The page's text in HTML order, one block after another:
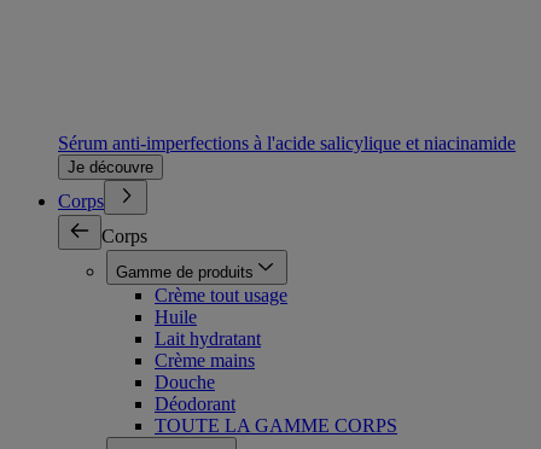
Sérum anti-imperfections à l'acide salicylique et niacinamide
Je découvre
Corps
Corps
Gamme de produits
Crème tout usage
Huile
Lait hydratant
Crème mains
Douche
Déodorant
TOUTE LA GAMME CORPS